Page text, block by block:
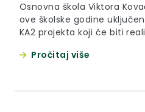
Osnovna škola Viktora
ove školske godine uključena je u
KA2 projekta koji će biti
Pročitaj više